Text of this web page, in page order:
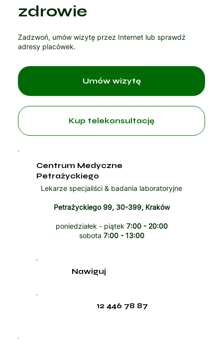
zdrowie
Zadzwoń, umów wizytę przez Internet lub sprawdź
adresy placówek.
Kup telekonsultację
Centrum Medyczne
Petrażyckiego
Lekarze specjaliści & badania laboratoryjne
Petrażyckiego 99, 30-399, Kraków
poniedziałek - piątek 7:00 - 20:00
sobota 7:00 - 13:00
12 446 78 87
Nawiguj
Umów wizytę